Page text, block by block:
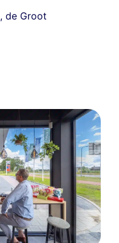
,de Groot